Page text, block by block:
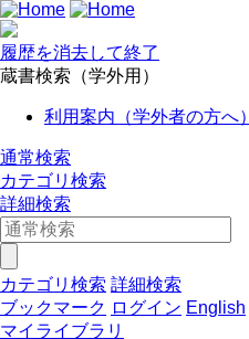
履歴を消去して終了
蔵書検索（学外用）
利用案内（学外者の方へ）
通常検索
カテゴリ検索
詳細検索
カテゴリ検索 詳細検索
ブックマーク ログイン English
マイライブラリ